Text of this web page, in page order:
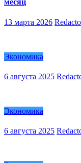
месяц
13 марта 2026
Экономика
6 августа 2025
Экономика
6 августа 2025